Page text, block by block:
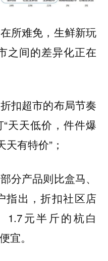
所难免，生鲜新玩
之间的差异化正在
扣超市的布局节奏
天天低价，件件爆
有特价”；
分产品则比盒马、
指出，折扣社区店
1.7元半斤的杭白
。